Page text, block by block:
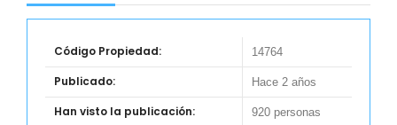
Código Propiedad: 14764
Publicado: Hace 2 años
Han visto la publicación: 920 personas